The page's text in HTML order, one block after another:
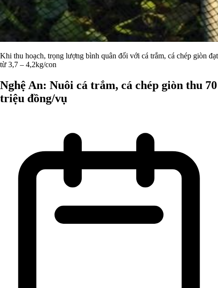
Khi thu hoạch, trọng lượng bình quân đối với cá trắm, cá chép giòn đạt
từ 3,7 – 4,2kg/con
Nghệ An: Nuôi cá trắm, cá chép giòn thu 70
triệu đồng/vụ